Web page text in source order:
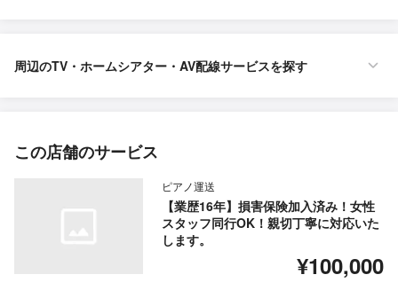
周辺のTV・ホームシアター・AV配線サービスを探す
この店舗のサービス
ピアノ運送
【業歴16年】損害保険加入済み！女性
スタッフ同行OK！親切丁寧に対応いた
します。
¥100,000